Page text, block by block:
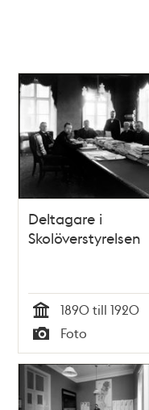
Deltagare i
Skolöverstyrelsen
Tid
1890 till 1920
Typ
Foto